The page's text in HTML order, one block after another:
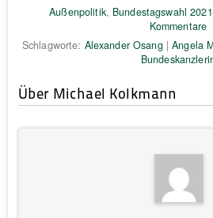
Außenpolitik, Bundestagswahl 2021
Kommentare
Schlagworte: Alexander Osang|Angela
Über Michael Kolkmann